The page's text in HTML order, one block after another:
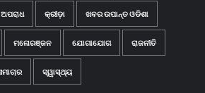
ଅପରାଧ କ୍ରୀଡ଼ା ଖବର ଉପାନ୍ତ ଓଡିଶା
ମନୋରଞ୍ଜନ ଯୋଗାଯୋଗ ରାଜନୀତି
ସ୍ୱାସ୍ଥ୍ୟ